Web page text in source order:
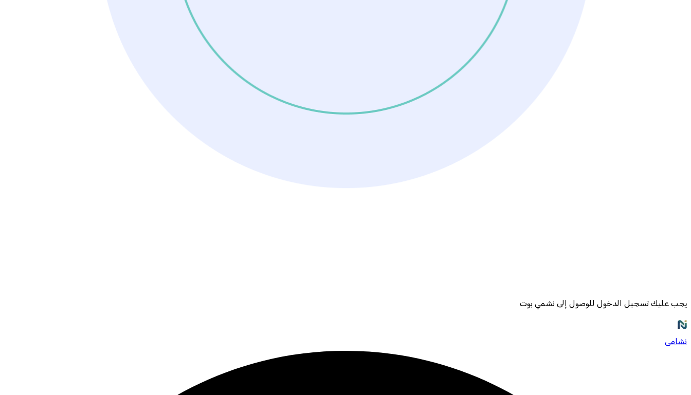
يجب عليك تسجيل الدخول للوصول إلى نشمي بوت
نشامى